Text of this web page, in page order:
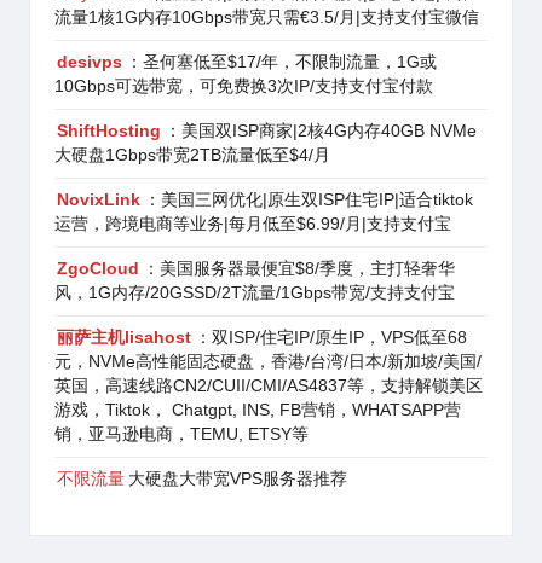
流量1核1G内存10Gbps带宽只需€3.5/月|支持支付宝微信
desivps
：圣何塞低至$17/年，不限制流量，1G或
10Gbps可选带宽，可免费换3次IP/支持支付宝付款
ShiftHosting
：美国双ISP商家|2核4G内存40GB NVMe
大硬盘1Gbps带宽2TB流量低至$4/月
NovixLink ：美国三网优化|原生双ISP住宅IP|适合tiktok
运营，跨境电商等业务|每月低至$6.99/月|支持支付宝
ZgoCloud
：美国服务器最便宜$8/季度，主打轻奢华
风，1G内存/20GSSD/2T流量/1Gbps带宽/支持支付宝
丽萨主机lisahost ：双ISP/住宅IP/原生IP，VPS低至68
元，NVMe高性能固态硬盘，香港/台湾/日本/新加坡/美国/
英国，高速线路CN2/CUII/CMI/AS4837等，支持解锁美区
游戏，Tiktok， Chatgpt, INS, FB营销，WHATSAPP营
销，亚马逊电商，TEMU, ETSY等
不限流量 大硬盘大带宽VPS服务器推荐